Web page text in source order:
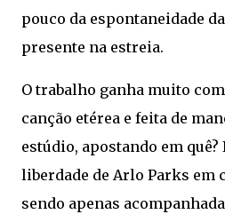
pouco da espontaneidade
presente na estreia.
O trabalho ganha muito
canção etérea e feita de
estúdio, apostando em
liberdade de Arlo Parks em
sendo apenas